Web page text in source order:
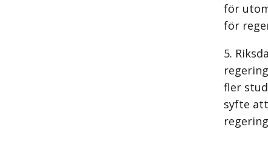
för
för
fler
syfte